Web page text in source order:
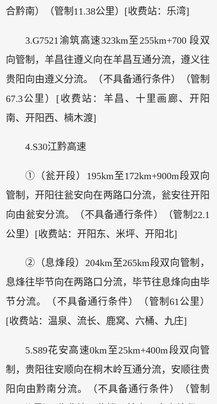
合黔南）（管制11.38公里）[收费站：乐湾]
3.G7521渝筑高速323km至255km+700 段双
向管制，羊昌往遵义向在羊昌互通分流，遵义往
贵阳向由遵义分流。（不具备通行条件）（管制
67.3公里）[收费站：羊昌、十里画廊、开阳
南、开阳西、楠木渡]
4.S30江黔高速
①（瓮开段）195km至172km+900m段双向
管制，开阳往瓮安向在两路口分流，瓮安往开阳
向由瓮安分流。（不具备通行条件）（管制22.1
公里）[收费站：开阳东、米坪、开阳北]
②（息烽段）204km至265km段双向管制，
息烽往毕节向在两路口分流，毕节往息烽向由毕
节分流。（不具备通行条件）（管制61公里）
[收费站：温泉、流长、鹿窝、六桶、九庄]
5.S89花安高速0km至25km+400m段双向管
制，贵阳往安顺向在桐木岭互通分流，安顺往贵
阳向由黔南分流。（不具备通行条件）（管制